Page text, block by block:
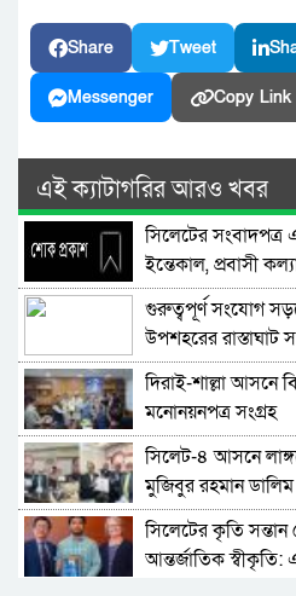
Share Tweet
Messenger Copy Link
এই ক্যাটাগরির আরও খবর
সিলেটের সংবাদপত্র
ইন্তেকাল, প্রবাসী
শোক
গুরুত্বপূর্ণ সংযোগ
উপশহরের রাস্তাঘাট
দিরাই-শাল্লা আসনে
মনোনয়নপত্র সংগ্রহ
সিলেট-৪ আসনে
মুজিবুর রহমান ডালিম
সিলেটের কৃতি
আন্তর্জাতিক